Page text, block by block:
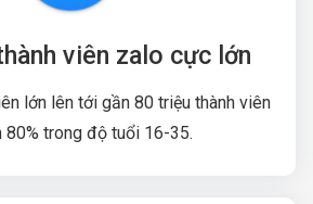
viên zalo cực lớn
lớn lên tới gần 80 triệu thành viên
80% trong độ tuổi 16-35.